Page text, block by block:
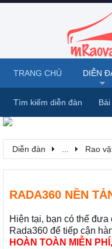
Diễn đàn Rao
RADA360 NỀN
Hiện tại, bạn có thể
Rada360 để tiếp cận
HOÀN TOÀN MIỄN
TRANG CHỦ DIỄN
Tìm kiếm diễn đàn